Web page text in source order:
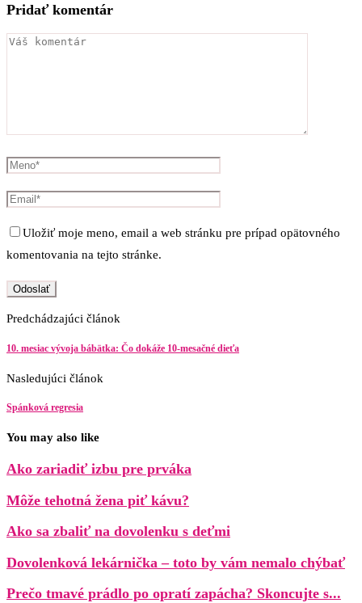
Pridať komentár
Uložiť moje meno, email a web stránku pre prípad opätovného
komentovania na tejto stránke.
Predchádzajúci článok
10. mesiac vývoja bábätka: Čo dokáže 10-mesačné dieťa
Nasledujúci článok
Spánková regresia
You may also like
Ako zariadiť izbu pre prváka
Môže tehotná žena piť kávu?
Ako sa zbaliť na dovolenku s deťmi
Dovolenková lekárnička – toto by vám nemalo chýbať
Prečo tmavé prádlo po opratí zapácha? Skoncujte s...